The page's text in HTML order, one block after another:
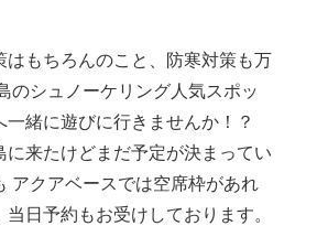
はもちろんのこと、防寒対策も万
のシュノーケリング人気スポッ
一緒に遊びに行きませんか！？
に来たけどまだ予定が決まってい
アクアベースでは空席枠があれ
日予約もお受けしております。